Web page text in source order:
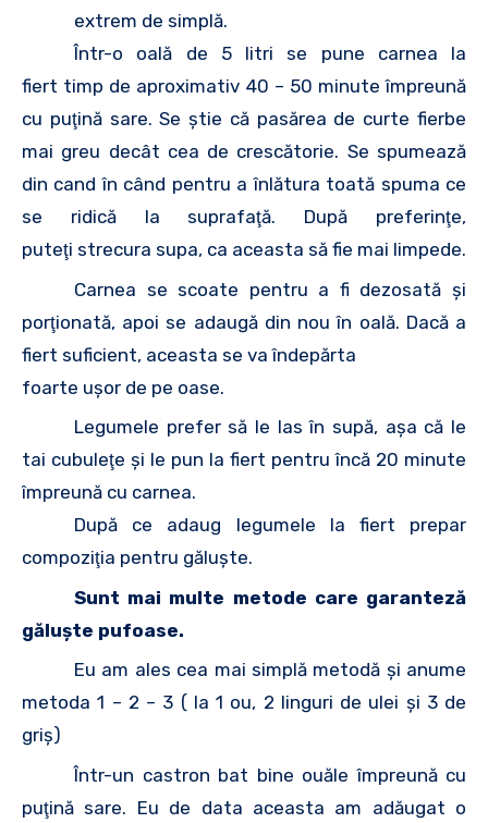
extrem de simplă.
Într-o oală de 5 litri se pune carnea la
fiert timp de aproximativ 40 – 50 minute împreună
cu puţină sare. Se ştie că pasărea de curte fierbe
mai greu decât cea de crescătorie. Se spumează
din cand în când pentru a înlătura toată spuma ce
se ridică la suprafaţă. După preferinţe,
puteţi strecura supa, ca aceasta să fie mai limpede.
Carnea se scoate pentru a fi dezosată şi
porţionată, apoi se adaugă din nou în oală. Dacă a
fiert suficient, aceasta se va îndepărta
foarte uşor de pe oase.
Legumele prefer să le las în supă, aşa că le
tai cubuleţe şi le pun la fiert pentru încă 20 minute
împreună cu carnea.
După ce adaug legumele la fiert prepar
compoziţia pentru găluşte.
Sunt mai multe metode care garanteză
găluşte pufoase.
Eu am ales cea mai simplă metodă şi anume
metoda 1 – 2 – 3 ( la 1 ou, 2 linguri de ulei şi 3 de
griş)
Într-un castron bat bine ouăle împreună cu
puţină sare. Eu de data aceasta am adăugat o